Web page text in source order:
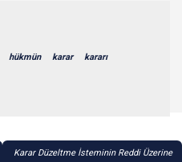
hükmün karar kararı
Karar Düzeltme İsteminin Reddi Üzerine